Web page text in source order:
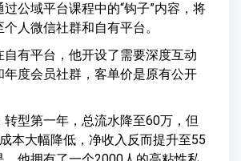
公域平台课程中的“钩子”内容，将
人微信社群和自有平台。
自有平台，他开设了需要深度互动
年度会员社群，客单价是原有公开
转型第一年，总流水降至60万，但
本大幅降低，净收入反而提升至55